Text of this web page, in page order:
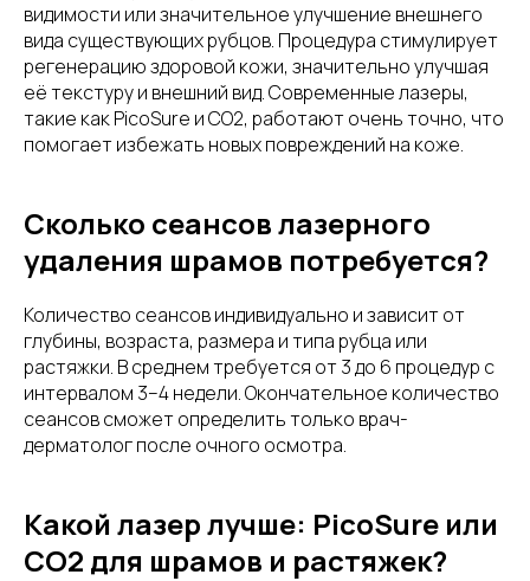
видимости или значительное улучшение внешнего
вида существующих рубцов. Процедура стимулирует
регенерацию здоровой кожи, значительно улучшая
её текстуру и внешний вид. Современные лазеры,
такие как PicoSure и CO2, работают очень точно, что
помогает избежать новых повреждений на коже.
Сколько сеансов лазерного
удаления шрамов потребуется?
Количество сеансов индивидуально и зависит от
глубины, возраста, размера и типа рубца или
растяжки. В среднем требуется от 3 до 6 процедур с
интервалом 3–4 недели. Окончательное количество
сеансов сможет определить только врач-
дерматолог после очного осмотра.
Какой лазер лучше: PicoSure или
CO2 для шрамов и растяжек?